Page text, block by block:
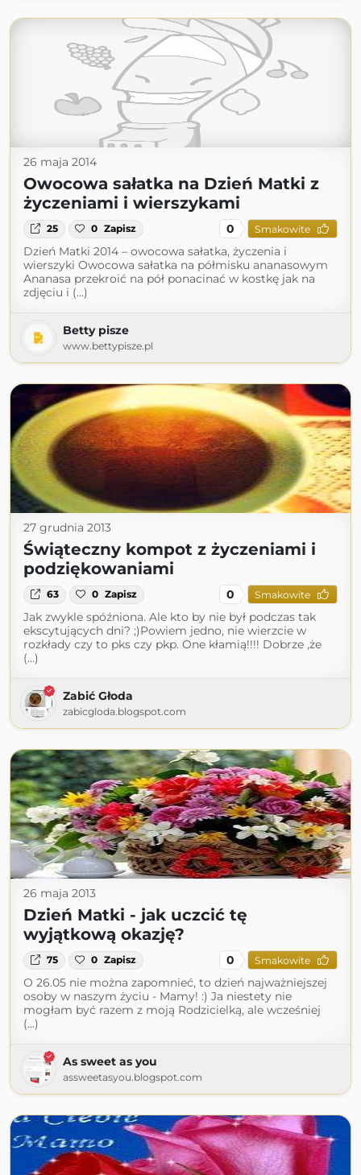
26 maja 2014
Owocowa sałatka na Dzień Matki z
życzeniami i wierszykami
25 0 Zapisz 0 Smakowite
Dzień Matki 2014 – owocowa sałatka, życzenia i
wierszyki Owocowa sałatka na półmisku ananasowym
Ananasa przekroić na pół ponacinać w kostkę jak na
zdjęciu i (...)
Betty pisze
www.bettypisze.pl
27 grudnia 2013
Świąteczny kompot z życzeniami i
podziękowaniami
63 0 Zapisz 0 Smakowite
Jak zwykle spóźniona. Ale kto by nie był podczas tak
ekscytujących dni? ;)Powiem jedno, nie wierzcie w
rozkłady czy to pks czy pkp. One kłamią!!!! Dobrze ,że
(...)
Zabić Głoda
zabicgloda.blogspot.com
26 maja 2013
Dzień Matki - jak uczcić tę
wyjątkową okazję?
75 0 Zapisz 0 Smakowite
O 26.05 nie można zapomnieć, to dzień najważniejszej
osoby w naszym życiu - Mamy! :) Ja niestety nie
mogłam być razem z moją Rodzicielką, ale wcześniej
(...)
As sweet as you
assweetasyou.blogspot.com